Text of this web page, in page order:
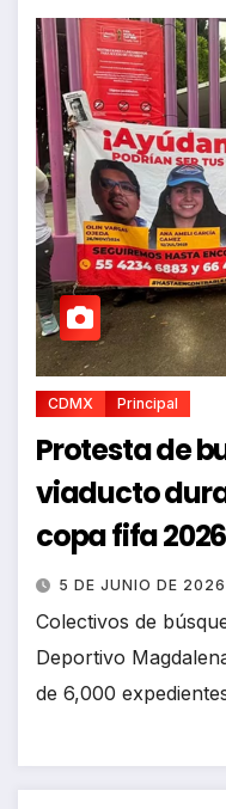
CDMX Principal
Protesta de
viaducto
copa fifa 2026
5 DE JUNIO DE 2026
Colectivos de
Deportivo
de 6,000